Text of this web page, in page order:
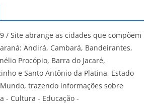
/ Site abrange as cidades que compõem
Andirá, Cambará, Bandeirantes,
Procópio, Barra do Jacaré,
e Santo Antônio da Platina, Estado
trazendo informações sobre
- Cultura - Educação -